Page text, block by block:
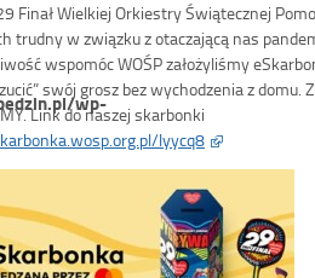
wp-
Finał Wielkiej Orkiestry Świątecznej
trudny w związku z otaczającą nas
wspomóc WOŚP założyliśmy
swój grosz bez wychodzenia z domu.
Link do naszej skarbonki
lyycq8